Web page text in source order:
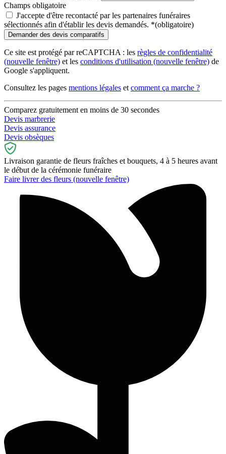
Champs obligatoire
J'accepte d'être recontacté par les partenaires funéraires
sélectionnés afin d'établir les devis demandés. *(obligatoire)
Ce site est protégé par reCAPTCHA : les règles de confidentialité
(nouvelle fenêtre) et les conditions d'utilisation (nouvelle fenêtre) de
Google s'appliquent.
Consultez les pages mentions légales et comment ça marche ?
Comparez gratuitement en moins de 30 secondes
Devis marbrerie
Devis assurance
Devis obsèques
Livraison garantie de fleurs fraîches et bouquets, 4 à 5 heures avant
le début de la cérémonie funéraire
Faire livrer des fleurs (nouvelle fenêtre)